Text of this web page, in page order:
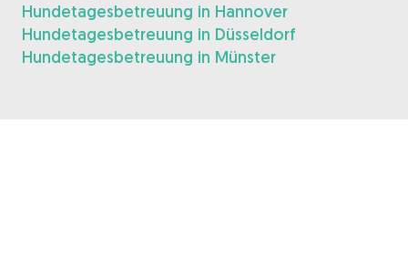
Hundetagesbetreuung in Hannover
Hundetagesbetreuung in Düsseldorf
Hundetagesbetreuung in Münster